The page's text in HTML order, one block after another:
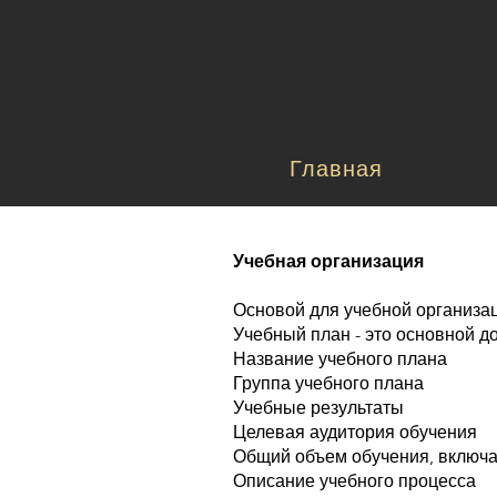
Главная
Учебная организация
Основой для учебной
Учебный план - это основной
Название учебного плана
Группа учебного плана
Учебные результаты
Целевая аудитория обучения
Общий объем обучения,
Описание учебного процесса